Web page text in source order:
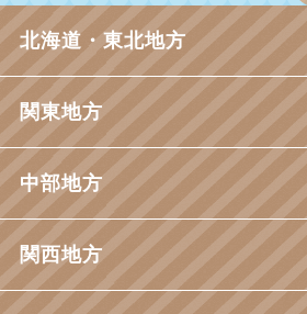
北海道・東北地方
関東地方
中部地方
関西地方